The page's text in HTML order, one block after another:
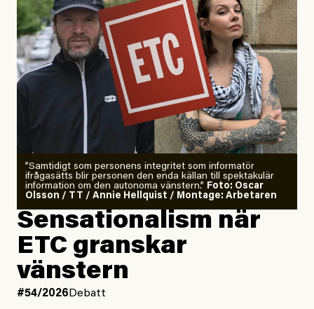
”Samtidigt som personens integritet som informatör
ifrågasätts blir personen den enda källan till spektakulär
information om den autonoma vänstern.” Foto: Oscar
Olsson / TT / Annie Hellquist / Montage: Arbetaren
Sensationalism när
ETC granskar
vänstern
#54/2026 Debatt